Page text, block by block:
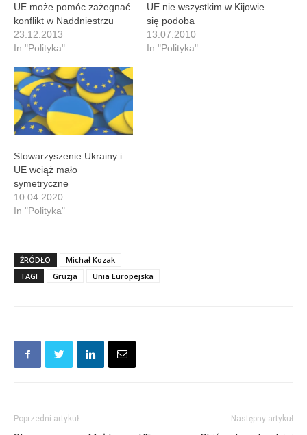
UE może pomóc zażegnać
konflikt w Naddniestrzu
23.12.2013
In "Polityka"
UE nie wszystkim w Kijowie
się podoba
13.07.2010
In "Polityka"
Stowarzyszenie Ukrainy i
UE wciąż mało
symetryczne
10.04.2020
In "Polityka"
ŹRÓDŁO
Michał Kozak
TAGI
Gruzja Unia Europejska
Poprzedni artykuł Następny artykuł